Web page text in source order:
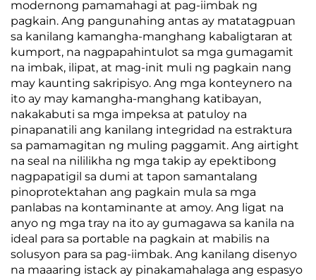
modernong pamamahagi at pag-iimbak ng
pagkain. Ang pangunahing antas ay matatagpuan
sa kanilang kamangha-manghang kabaligtaran at
kumport, na nagpapahintulot sa mga gumagamit
na imbak, ilipat, at mag-init muli ng pagkain nang
may kaunting sakripisyo. Ang mga konteynero na
ito ay may kamangha-manghang katibayan,
nakakabuti sa mga impeksa at patuloy na
pinapanatili ang kanilang integridad na estraktura
sa pamamagitan ng muling paggamit. Ang airtight
na seal na nililikha ng mga takip ay epektibong
nagpapatigil sa dumi at tapon samantalang
pinoprotektahan ang pagkain mula sa mga
panlabas na kontaminante at amoy. Ang ligat na
anyo ng mga tray na ito ay gumagawa sa kanila na
ideal para sa portable na pagkain at mabilis na
solusyon para sa pag-iimbak. Ang kanilang disenyo
na maaaring istack ay pinakamahalaga ang espasyo